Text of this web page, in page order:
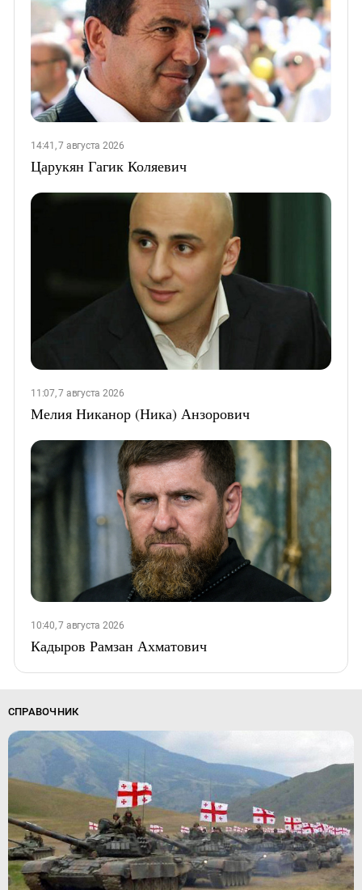
14:41, 7 августа 2026
Царукян Гагик Коляевич
11:07, 7 августа 2026
Мелия Никанор (Ника) Анзорович
10:40, 7 августа 2026
Кадыров Рамзан Ахматович
СПРАВОЧНИК